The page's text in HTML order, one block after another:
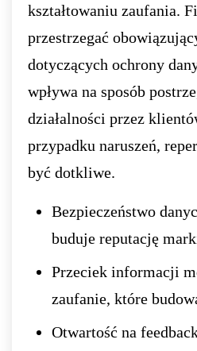
kształtowaniu zaufania.
przestrzegać
dotyczących ochrony
wpływa na sposób
działalności przez
przypadku naruszeń,
być dotkliwe.
Bezpieczeństwo
buduje reputację
Przeciek informacji
zaufanie, które
Otwartość na